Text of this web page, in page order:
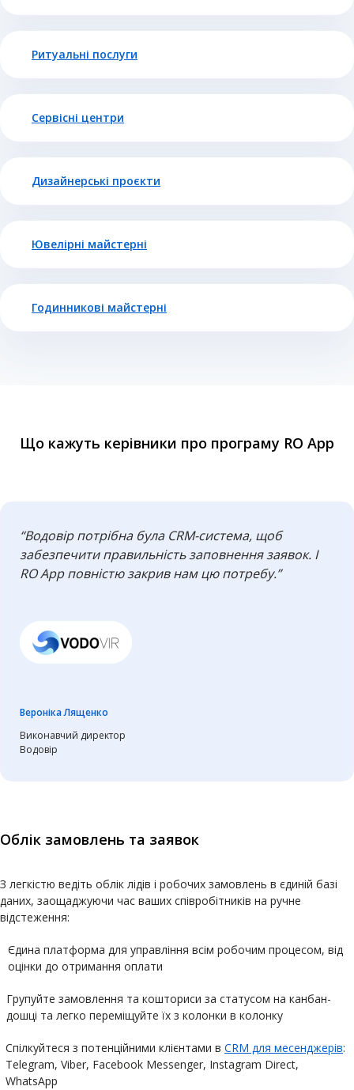
Ритуальні послуги
Сервісні центри
Дизайнерські проєкти
Ювелірні майстерні
Годинникові майстерні
Що кажуть керівники про програму RO App
“Водовір потрібна була CRM-система, щоб
забезпечити правильність заповнення заявок. І
RO App повністю закрив нам цю потребу.”
Вероніка Лященко
Виконавчий директор
Водовір
Облік замовлень та заявок
З легкістю ведіть облік лідів і робочих замовлень в єдиній базі
даних, заощаджуючи час ваших співробітників на ручне
відстеження:
Єдина платформа для управління всім робочим процесом, від
оцінки до отримання оплати
Групуйте замовлення та кошториси за статусом на канбан-
дошці та легко переміщуйте їх з колонки в колонку
Спілкуйтеся з потенційними клієнтами вCRM для месенджерів:
Telegram, Viber, Facebook Messenger, Instagram Direct,
WhatsApp